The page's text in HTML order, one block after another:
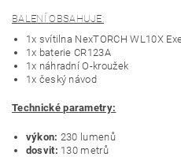
BALENÍ OBSAHUJE:
1x svítilna NexTORCH WL10X
1x baterie CR123A
1x náhradní O-kroužek
1x český návod
Technické parametry:
výkon: 230 lumenů
dosvit: 130 metrů